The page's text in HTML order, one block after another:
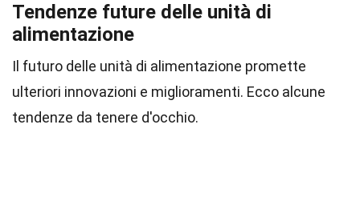
Tendenze future delle unità di
alimentazione
Il futuro delle unità di alimentazione promette
ulteriori innovazioni e miglioramenti. Ecco alcune
tendenze da tenere d'occhio.